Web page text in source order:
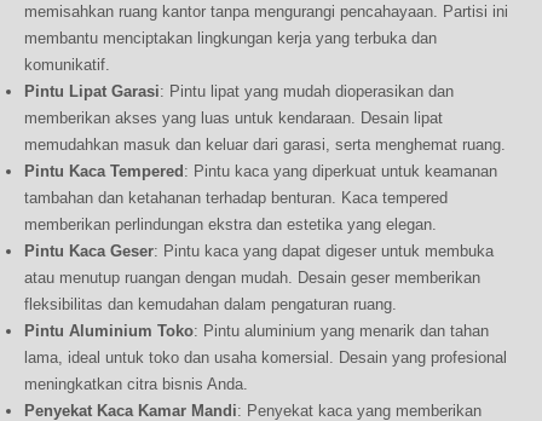
memisahkan ruang kantor tanpa mengurangi pencahayaan. Partisi ini
membantu menciptakan lingkungan kerja yang terbuka dan
komunikatif.
Pintu Lipat Garasi: Pintu lipat yang mudah dioperasikan dan
memberikan akses yang luas untuk kendaraan. Desain lipat
memudahkan masuk dan keluar dari garasi, serta menghemat ruang.
Pintu Kaca Tempered : Pintu kaca yang diperkuat untuk keamanan
tambahan dan ketahanan terhadap benturan. Kaca tempered
memberikan perlindungan ekstra dan estetika yang elegan.
Pintu Kaca Geser: Pintu kaca yang dapat digeser untuk membuka
atau menutup ruangan dengan mudah. Desain geser memberikan
fleksibilitas dan kemudahan dalam pengaturan ruang.
Pintu Aluminium Toko: Pintu aluminium yang menarik dan tahan
lama, ideal untuk toko dan usaha komersial. Desain yang profesional
meningkatkan citra bisnis Anda.
Penyekat Kaca Kamar Mandi: Penyekat kaca yang memberikan